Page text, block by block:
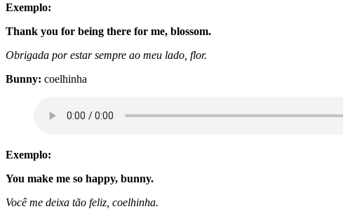
Exemplo:
Thank you for being there for me, blossom.
Obrigada por estar sempre ao meu lado, flor.
Bunny: coelhinha
Exemplo:
You make me so happy, bunny.
Você me deixa tão feliz, coelhinha.